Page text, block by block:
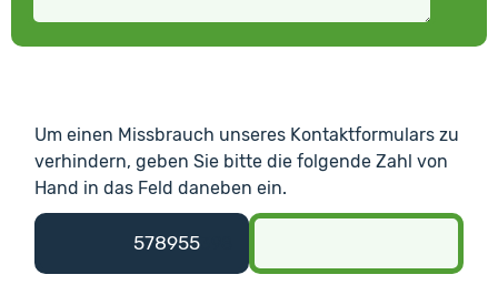
Um einen Missbrauch unseres Kontaktformulars zu
verhindern, geben Sie bitte die folgende Zahl von
Hand in das Feld daneben ein.
578955